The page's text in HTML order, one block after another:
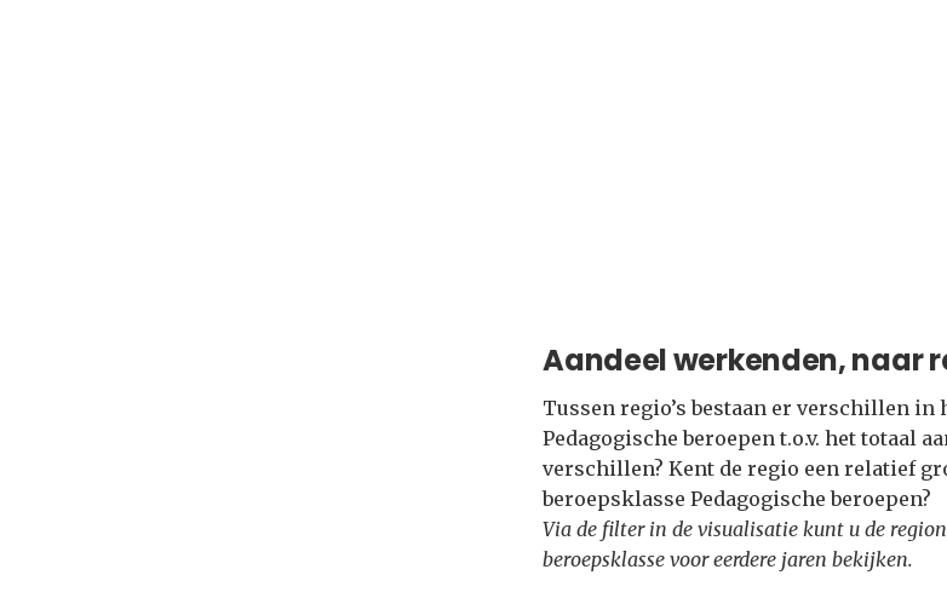
Aandeel werkenden, naar
Tussen regio’s bestaan er verschillen
Pedagogische beroepen t.o.v. het totaal
verschillen? Kent de regio een relatief
beroepsklasse Pedagogische beroepen?
Via de filter in de visualisatie kunt u de
beroepsklasse voor eerdere jaren bekijken.